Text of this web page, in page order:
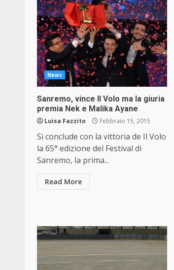
News
Sanremo, vince Il Volo ma la giuria
premia Nek e Malika Ayane
Luisa Fazzito Febbraio 15, 2015
Si conclude con la vittoria de Il Volo
la 65° edizione del Festival di
Sanremo, la prima...
Read More